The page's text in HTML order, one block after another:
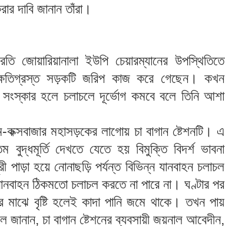
দাবি জানান তাঁরা।
ইউপি চেয়ারম্যানের উপস্থিতিতে
সড়কটি জরিপ কাজ করে গেছেন। কখন
হলে চলাচলে দূর্ভোগ কমবে বলে তিনি আশা
মহাসড়কের লাগোয় চা বাগান ষ্টেশনটি। এ
দেখতে যেতে হয় বিমুক্তি বিদর্শ ভাবনা
পাড়া হয়ে নোনাছড়ি পর্যন্ত বিভিন্ন যানবাহন চলাচল
ঠিকমতো চলাচল করতে না পারে না। ঘণ্টার পর
বৃষ্টি হলেই কাদা পানি জমে থাকে। তখন পায়
চা বাগান ষ্টেশনের ব্যবসায়ী জয়নাল আবেদীন,